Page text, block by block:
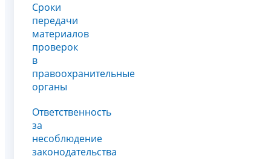
Сроки
передачи
материалов
проверок
в
правоохранительные
органы
Ответственность
за
несоблюдение
законодательства